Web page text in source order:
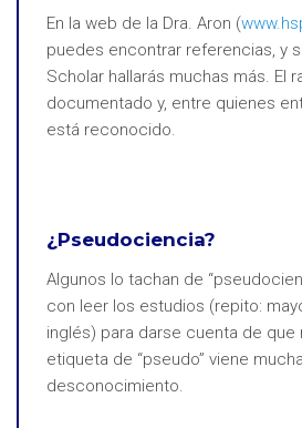
En la web de la Dra. Aron (
puedes encontrar referencias, y
Scholar hallarás muchas más. El
documentado y, entre quienes
está reconocido.
¿Pseudociencia?
Algunos lo tachan de
con leer los estudios (repito:
inglés) para darse cuenta de que
etiqueta de “pseudo” viene
desconocimiento.